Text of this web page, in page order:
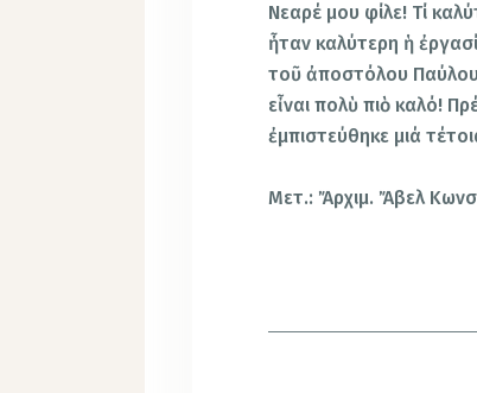
Νεαρέ μου φίλε! Τί
ἦταν καλύτερη ἡ
τοῦ ἀποστόλου
εἶναι πολὺ πιὸ καλό!
ἐμπιστεύθηκε μιά
Μετ.: Ἄρχιμ. Ἄβελ